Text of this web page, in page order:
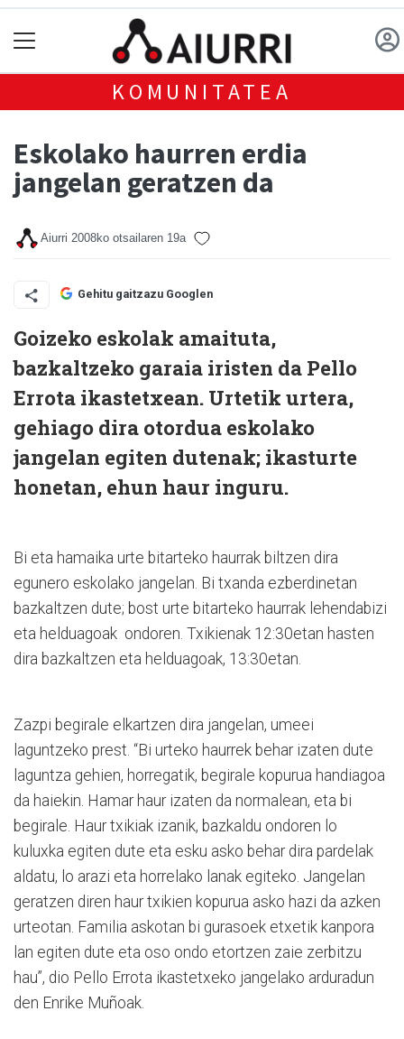
KOMUNITATEA
Eskolako haurren erdia
jangelan geratzen da
Aiurri 2008ko otsailaren 19a
Gehitu gaitzazu Googlen
Goizeko eskolak amaituta,
bazkaltzeko garaia iristen da Pello
Errota ikastetxean. Urtetik urtera,
gehiago dira otordua eskolako
jangelan egiten dutenak; ikasturte
honetan, ehun haur inguru.
Bi eta hamaika urte bitarteko haurrak biltzen dira
egunero eskolako jangelan. Bi txanda ezberdinetan
bazkaltzen dute; bost urte bitarteko haurrak lehendabizi
eta helduagoak ondoren. Txikienak 12:30etan hasten
dira bazkaltzen eta helduagoak, 13:30etan.
Zazpi begirale elkartzen dira jangelan, umeei
laguntzeko prest. “Bi urteko haurrek behar izaten dute
laguntza gehien, horregatik, begirale kopurua handiagoa
da haiekin. Hamar haur izaten da normalean, eta bi
begirale. Haur txikiak izanik, bazkaldu ondoren lo
kuluxka egiten dute eta esku asko behar dira pardelak
aldatu, lo arazi eta horrelako lanak egiteko. Jangelan
geratzen diren haur txikien kopurua asko hazi da azken
urteotan. Familia askotan bi gurasoek etxetik kanpora
lan egiten dute eta oso ondo etortzen zaie zerbitzu
hau”, dio Pello Errota ikastetxeko jangelako arduradun
den Enrike Muñoak.